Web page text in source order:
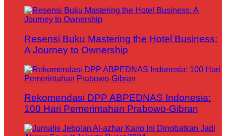
Resensi Buku Mastering the Hotel Business:
A Journey to Ownership
Rekomendasi DPP ABPEDNAS Indonesia:
100 Hari Pemerintahan Prabowo-Gibran